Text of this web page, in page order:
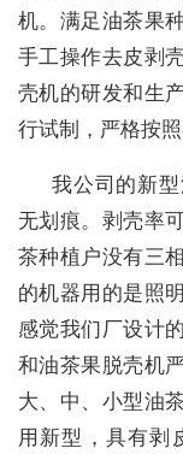
机。满足油茶果
手工操作去皮剥
壳机的研发和生
行试制，严格按
我公司的新
无划痕。剥壳率
茶种植户没有三
的机器用的是照
感觉我们厂设计
和油茶果脱壳机
大、中、小型油
用新型，具有剥